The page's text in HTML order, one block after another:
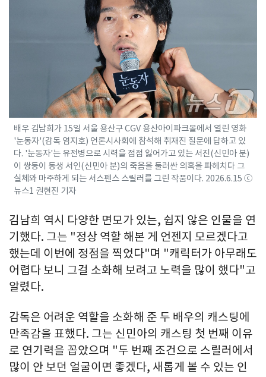
배우 김남희가 15일 서울 용산구 CGV 용산아이파크몰에서 열린 영화
'눈동자'(감독 염지호) 언론시사회에 참석해 취재진 질문에 답하고 있
다. '눈동자'는 유전병으로 시력을 점점 잃어가고 있는 서진(신민아 분)
이 쌍둥이 동생 서인(신민아 분)의 죽음을 둘러싼 의혹을 파헤치다 그
실체와 마주하게 되는 서스펜스 스릴러를 그린 작품이다. 2026.6.15 ⓒ
뉴스1 권현진 기자
김남희 역시 다양한 면모가 있는, 쉽지 않은 인물을 연
기했다. 그는 "정상 역할 해본 게 언젠지 모르겠다고
했는데 이번에 정점을 찍었다"며 "캐릭터가 아무래도
어렵다 보니 그걸 소화해 보려고 노력을 많이 했다"고
알렸다.
감독은 어려운 역할을 소화해 준 두 배우의 캐스팅에
만족감을 표했다. 그는 신민아의 캐스팅 첫 번째 이유
로 연기력을 꼽았으며 "두 번째 조건으로 스릴러에서
많이 안 보던 얼굴이면 좋겠다, 새롭게 볼 수 있는 인